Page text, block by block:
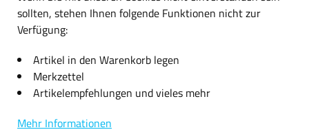
Original Canon Heftklammern
6707A001 für imageRunner 3035
3045 3500
22,68 € *
inkl. MwSt.zzgl. Versandkosten
sollten, stehen Ihnen folgende Funktionen nicht zur
Verfügung:
Artikel in den Warenkorb legen
Merkzettel
Artikelempfehlungen und vieles mehr
Mehr Informationen